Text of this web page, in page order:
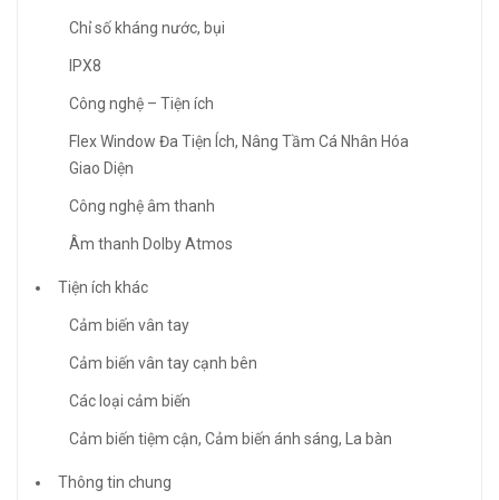
Chỉ số kháng nước, bụi
IPX8
Công nghệ – Tiện ích
Flex Window Đa Tiện Ích, Nâng Tầm Cá Nhân Hóa
Giao Diện
Công nghệ âm thanh
Âm thanh Dolby Atmos
Tiện ích khác
Cảm biến vân tay
Cảm biến vân tay cạnh bên
Các loại cảm biến
Cảm biến tiệm cận, Cảm biến ánh sáng, La bàn
Thông tin chung